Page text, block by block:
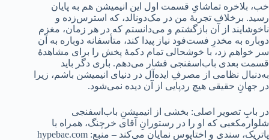
خب، بلاخره تماشایِ قسمت اول این انیمیشن هم به پایان
رسید. برخلاف تجربۀ من در مک‌دونالد، که استرس‌زده و
ناخوشایند از آن بازگشتم و می‌دانستم که در هر زمان، مغزم
دوباره به مخدرِ فست‌فود نیاز پیدا کند، متأسفانه دوباره به آن
سر خواهم زد، با خوشحالی تمام دکمۀ پخش را برای مشاهدۀ
قسمت بعدی باب‌اسفنجی فشار می‌دهم. باری دگر باید
به‌دنبال نظامی از مصرفِ ایده‌آل در دنیای انیمیشن باشم، زیرا
در جهانِ حقیقی هیچ ردپایی از آن دیده نمی‌شود.
در بابِ تصویر اصلی: بخشی از انیمیشنِ باب‌اسفنجی
شلوارمکعبی که او را در رستورانِ آقای خرچنگ، همراه با
پاتریک، سندی و اختاپوس نمایان می‌کند – منبع: hypebae.com